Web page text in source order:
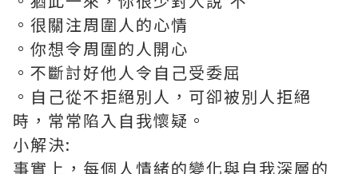
。很關注周圍人的心情
。你想令周圍的人開心
。不斷討好他人令自己受委屈
。自己從不拒絕別人，可卻被別人拒絕
時，常常陷入自我懷疑。
小解決:
事實上，每個人情緒的變化與自我深層的